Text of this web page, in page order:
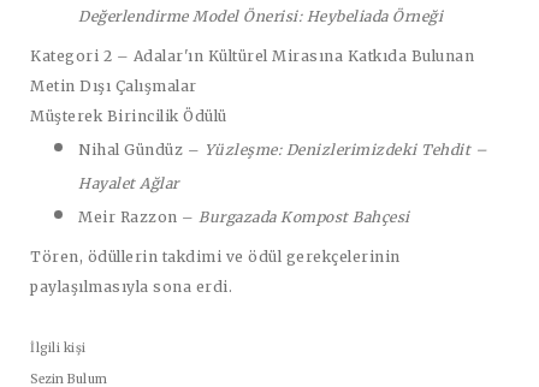
Değerlendirme Model Önerisi: Heybeliada Örneği
Kategori 2 – Adalar'ın Kültürel Mirasına Katkıda Bulunan
Metin Dışı Çalışmalar
Müşterek Birincilik Ödülü
Nihal Gündüz – Yüzleşme: Denizlerimizdeki Tehdit –
Hayalet Ağlar
Meir Razzon – Burgazada Kompost Bahçesi
Tören, ödüllerin takdimi ve ödül gerekçelerinin
paylaşılmasıyla sona erdi.
İlgili kişi
Sezin Bulum